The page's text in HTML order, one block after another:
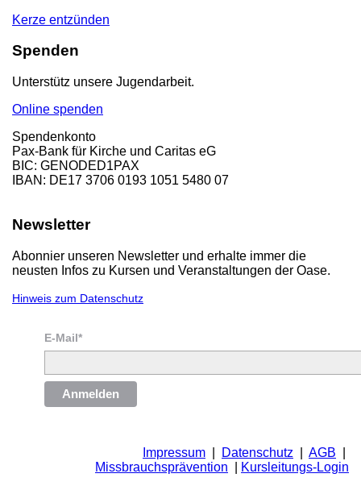
Kerze entzünden
Spenden
Unterstütz unsere Jugendarbeit.
Online spenden
Spendenkonto
Pax-Bank für Kirche und Caritas eG
BIC: GENODED1PAX
IBAN: DE17 3706 0193 1051 5480 07
Newsletter
Abonnier unseren Newsletter und erhalte immer die
neusten Infos zu Kursen und Veranstaltungen der Oase.
Hinweis zum Datenschutz
E-Mail*
Anmelden
Impressum Datenschutz AGB
Missbrauchsprävention
Kursleitungs-Login